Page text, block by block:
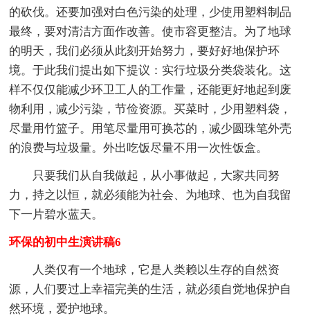
的砍伐。还要加强对白色污染的处理，少使用塑料制品
最终，要对清洁方面作改善。使市容更整洁。为了地球
的明天，我们必须从此刻开始努力，要好好地保护环
境。于此我们提出如下提议：实行垃圾分类袋装化。这
样不仅仅能减少环卫工人的工作量，还能更好地起到废
物利用，减少污染，节俭资源。买菜时，少用塑料袋，
尽量用竹篮子。用笔尽量用可换芯的，减少圆珠笔外壳
的浪费与垃圾量。外出吃饭尽量不用一次性饭盒。
只要我们从自我做起，从小事做起，大家共同努
力，持之以恒，就必须能为社会、为地球、也为自我留
下一片碧水蓝天。
环保的初中生演讲稿6
人类仅有一个地球，它是人类赖以生存的自然资
源，人们要过上幸福完美的生活，就必须自觉地保护自
然环境，爱护地球。